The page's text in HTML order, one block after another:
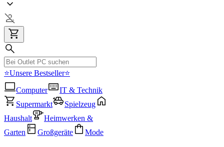
⭐Unsere Bestseller⭐
Computer
IT & Technik
Supermarkt
Spielzeug
Haushalt
Heimwerken &
Garten
Großgeräte Mode